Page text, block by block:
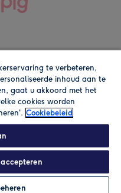
heffingen. Lees de
te verbeteren,
inhoud aan te
gaat u akkoord met het
cookies worden
Cookiebeleid